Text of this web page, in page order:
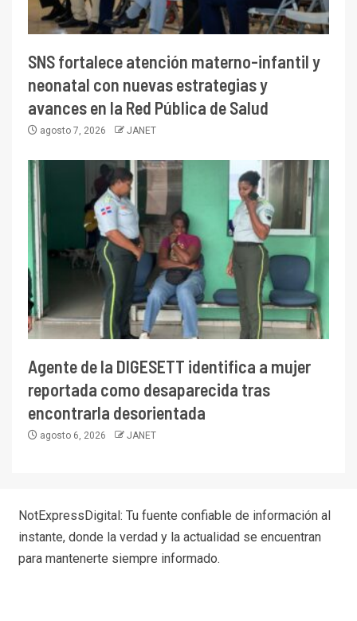
SNS fortalece atención materno-infantil y
neonatal con nuevas estrategias y
avances en la Red Pública de Salud
agosto 7, 2026 JANET
Agente de la DIGESETT identifica a mujer
reportada como desaparecida tras
encontrarla desorientada
agosto 6, 2026 JANET
NotExpressDigital: Tu fuente confiable de información al
instante, donde la verdad y la actualidad se encuentran
para mantenerte siempre informado.